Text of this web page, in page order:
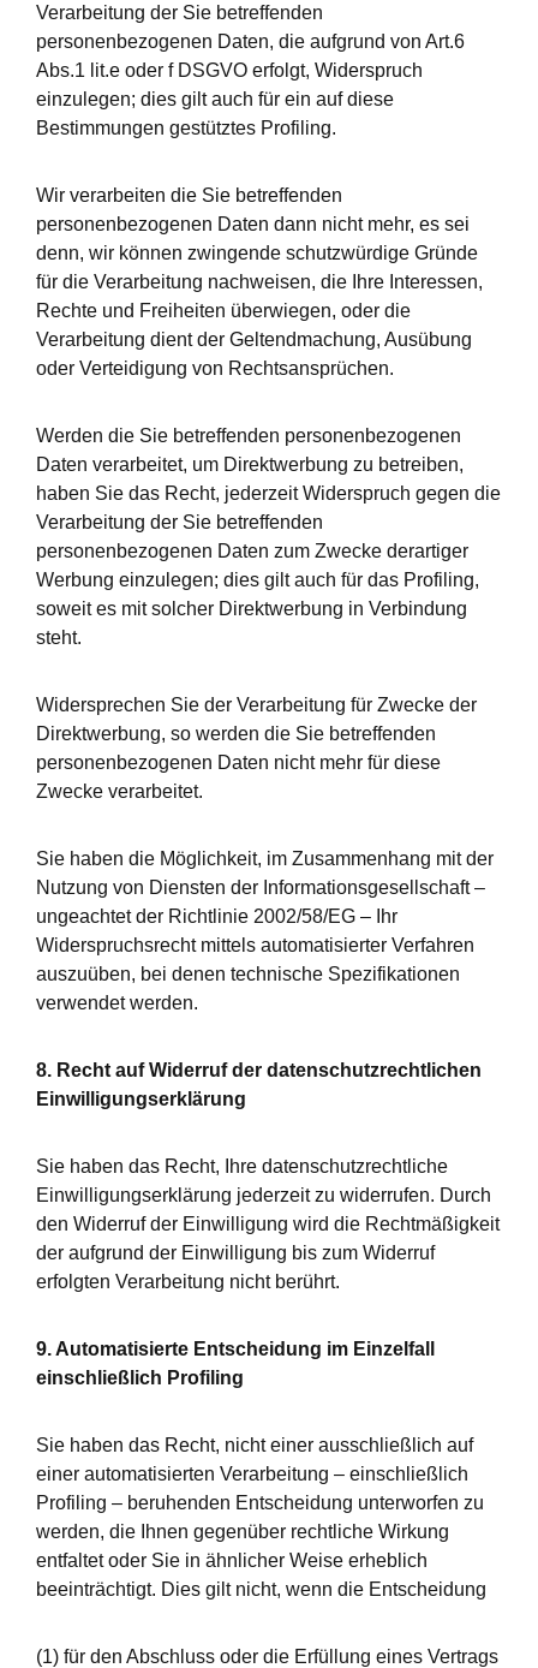
Verarbeitung der Sie betreffenden
personenbezogenen Daten, die aufgrund von Art.6
Abs.1 lit.e oder f DSGVO erfolgt, Widerspruch
einzulegen; dies gilt auch für ein auf diese
Bestimmungen gestütztes Profiling.
Wir verarbeiten die Sie betreffenden
personenbezogenen Daten dann nicht mehr, es sei
denn, wir können zwingende schutzwürdige Gründe
für die Verarbeitung nachweisen, die Ihre Interessen,
Rechte und Freiheiten überwiegen, oder die
Verarbeitung dient der Geltendmachung, Ausübung
oder Verteidigung von Rechtsansprüchen.
Werden die Sie betreffenden personenbezogenen
Daten verarbeitet, um Direktwerbung zu betreiben,
haben Sie das Recht, jederzeit Widerspruch gegen die
Verarbeitung der Sie betreffenden
personenbezogenen Daten zum Zwecke derartiger
Werbung einzulegen; dies gilt auch für das Profiling,
soweit es mit solcher Direktwerbung in Verbindung
steht.
Widersprechen Sie der Verarbeitung für Zwecke der
Direktwerbung, so werden die Sie betreffenden
personenbezogenen Daten nicht mehr für diese
Zwecke verarbeitet.
Sie haben die Möglichkeit, im Zusammenhang mit der
Nutzung von Diensten der Informationsgesellschaft –
ungeachtet der Richtlinie 2002/58/EG – Ihr
Widerspruchsrecht mittels automatisierter Verfahren
auszuüben, bei denen technische Spezifikationen
verwendet werden.
8. Recht auf Widerruf der datenschutzrechtlichen
Einwilligungserklärung
Sie haben das Recht, Ihre datenschutzrechtliche
Einwilligungserklärung jederzeit zu widerrufen. Durch
den Widerruf der Einwilligung wird die Rechtmäßigkeit
der aufgrund der Einwilligung bis zum Widerruf
erfolgten Verarbeitung nicht berührt.
9. Automatisierte Entscheidung im Einzelfall
einschließlich Profiling
Sie haben das Recht, nicht einer ausschließlich auf
einer automatisierten Verarbeitung – einschließlich
Profiling – beruhenden Entscheidung unterworfen zu
werden, die Ihnen gegenüber rechtliche Wirkung
entfaltet oder Sie in ähnlicher Weise erheblich
beeinträchtigt. Dies gilt nicht, wenn die Entscheidung
(1) für den Abschluss oder die Erfüllung eines Vertrags